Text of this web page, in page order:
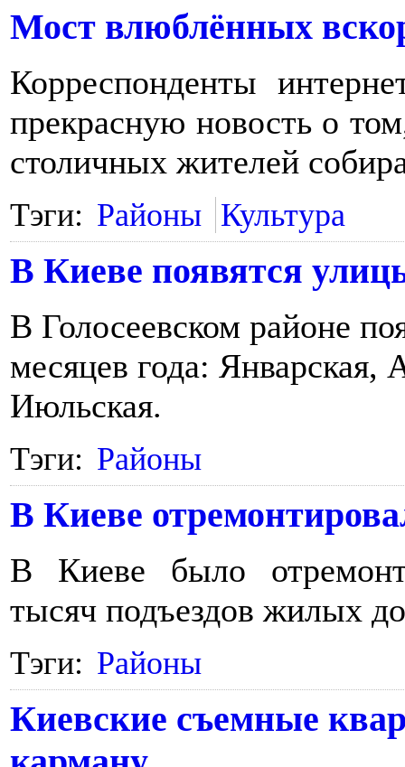
Мост влюблённых
Корреспонденты
прекрасную новость о
столичных жителей
Тэги: Районы Культура
В Киеве появятся
В Голосеевском районе
месяцев года: Январская,
Июльская.
Тэги: Районы
В Киеве
В Киеве было
тысяч подъездов жилых
Тэги: Районы
Киевские съемные